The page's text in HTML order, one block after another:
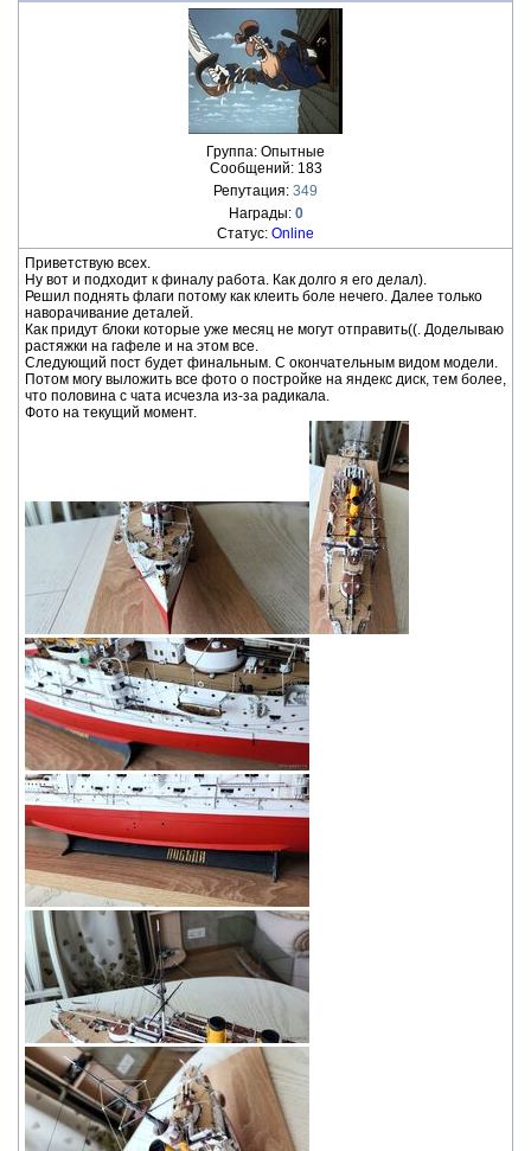
Группа: Опытные
Сообщений: 183
Репутация: 349
Награды: 0
Статус: Online
Приветствую всех.
Ну вот и подходит к финалу работа. Как долго я его делал).
Решил поднять флаги потому как клеить боле нечего. Далее только
наворачивание деталей.
Как придут блоки которые уже месяц не могут отправить((. Доделываю
растяжки на гафеле и на этом все.
Следующий пост будет финальным. С окончательным видом модели.
Потом могу выложить все фото о постройке на яндекс диск, тем более,
что половина с чата исчезла из-за радикала.
Фото на текущий момент.